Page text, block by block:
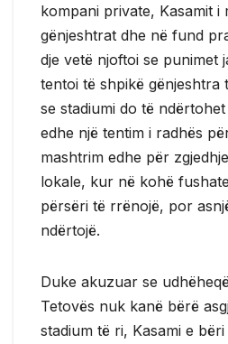
kompani private, Kasamit i
gënjeshtrat dhe në fund
dje vetë njoftoi se punimet
tentoi të shpikë gënjeshtra
se stadiumi do të
edhe një tentim i radhës
mashtrim edhe për
lokale, kur në kohë
përsëri të rrënojë, por
ndërtojë.
Duke akuzuar se
Tetovës nuk kanë bërë
stadium të ri, Kasami e